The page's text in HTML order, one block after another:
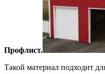
Профлист.
Такой материал подходит